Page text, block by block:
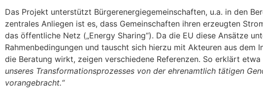
Das Projekt unterstützt Bürgerenergiegemeinschaften, u.a. in den
zentrales Anliegen ist es, dass Gemeinschaften ihren erzeugten
das öffentliche Netz („Energy Sharing“). Da die EU diese Ansätze
Rahmenbedingungen und tauscht sich hierzu mit Akteuren aus
die Beratung wirkt, zeigen verschiedene Referenzen. So erklärt etwa
unseres Transformationsprozesses von der ehrenamtlich tätigen
vorangebracht.“